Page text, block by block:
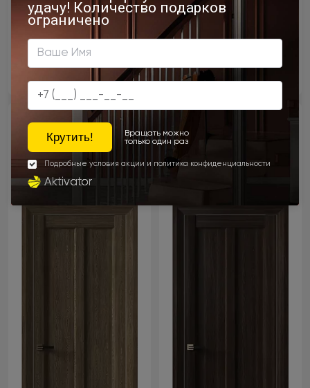
Цена за полотно
21 250 ₽
25 000 ₽
Цена за полотно
21 250 ₽
25 000 ₽
Межкомнатная дверь
Prato Neo Classic Decoro
/ Прато Нео Классик
Декоро
Дуб антик
Межкомнатная дверь
Prato Neo Classic Decoro
Декоро